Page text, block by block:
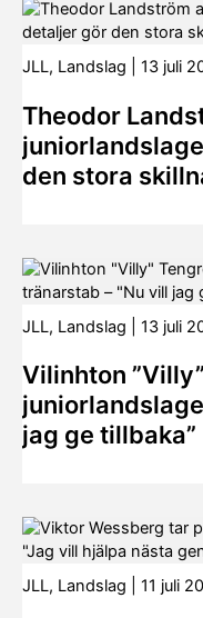
JLL, Landslag 13 juli
Theodor
den stora
JLL, Landslag 13 juli
Vilinhton
jag ge tillbaka”
JLL, Landslag 11 juli